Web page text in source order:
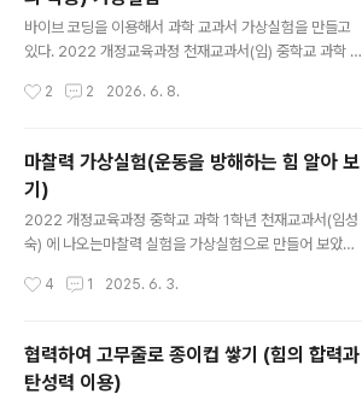
는 것을 넘어, 어떤 과학적 원리로 '항상 일정한 속도'로 물
을 흘려보내 정확한 시간을 측정할 수 있었는지 직접 조작
실험 프로그램 실행하기아래 링크에서 실행하면 된다.http
바이브 코딩을 이용해서 과학 교과서 가상실험을 만들고
있다. 2022 개정교육과정 천재교과서(임) 중학교 과학 교
다.(물론 다른 과학 교과서도 2022 개정교육과정에서는
다. )아래는 5단원 교과서 pdf 파일이다. 저화질로 압축해
놓은 파일이다. 원본 파일은 천재교과서 사이트에 가서 다
운 받을 수 있다.아래 링크로 들어가면 전자교과서를 바로
볼 수 있습니다.https://cdata2.tsherpa.co.kr/eboo
k/tsherpa/22/22ebook_M/EB2022GC2NN_02_7
nURL=..%2F..%2Fresour..
2 2 2026. 6. 8.
마찰력 가상실험(운동을 방해하는 힘 알아 보
기)
2022 개정교육과정 중학교 과학 1학년 천재교과서(임성
숙) 에 나오는마찰력 실험을 가상실험으로 만들어 보았다.
on.html중학교에서는 마찰력 크기를 수치로 측정할 필요
력이 커진다는 것만 알면 된다.아래는 교과서 내용이다. 너
무 간단한 실험이라 직접 해 보는 것이 가장 좋다. 고등학생
들을 위해서 최대 정지 마찰력과 운동마찰력도 수치로 나
4 1 2025. 6. 3.
협력하여 고무줄로 종이컵 쌓기 (힘의 합력과
탄성력 이용)